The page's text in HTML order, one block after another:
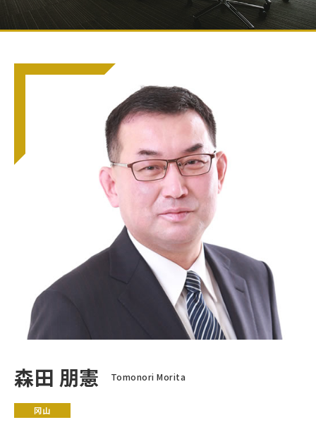
森田 朋憲 Tomonori Morita
冈山